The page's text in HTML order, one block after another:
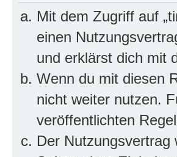
Mit dem Zugriff auf
einen
und erklärst dich mit
Wenn du mit diesen
nicht weiter nutzen.
veröffentlichten
Der